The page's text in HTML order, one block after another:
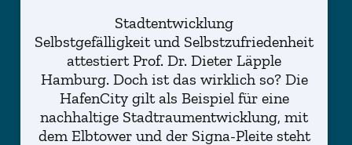
Stadtentwicklung
Selbstgefälligkeit und Selbstzufriedenheit
attestiert Prof. Dr. Dieter Läpple
Hamburg. Doch ist das wirklich so? Die
HafenCity gilt als Beispiel für eine
nachhaltige Stadtraumentwicklung, mit
dem Elbtower und der Signa-Pleite steht